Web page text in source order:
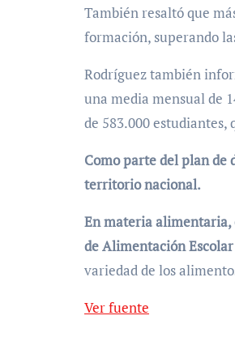
También resaltó que
formación, superando
Rodríguez también
una media mensual de
de 583.000
Como parte del plan de
territorio nacional.
En materia alimentaria,
de Alimentación
variedad de los
Ver fuente